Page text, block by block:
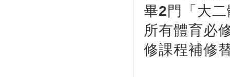
畢2門「大
所有體育必
修課程補修